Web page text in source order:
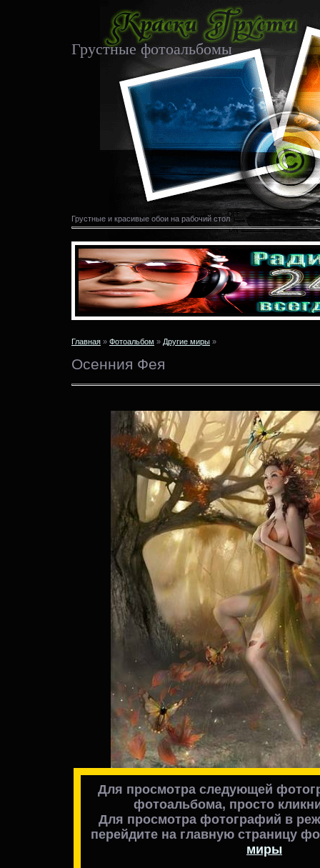
Грустные фотоальбомы
Грустные и красивые обои на рабочий стол
Главная » Фотоальбом » Другие миры »
Осенния Фея
Для просмотра следующей
фотоальбома, просто
Для просмотра фотографий в
перейдите на главную страницу
миры